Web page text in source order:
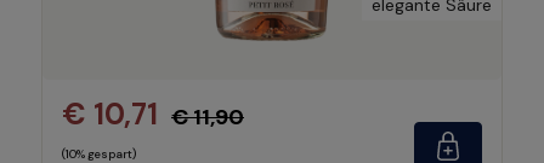
elegante Säure
€ 10,71 € 11,90
(10% gespart)